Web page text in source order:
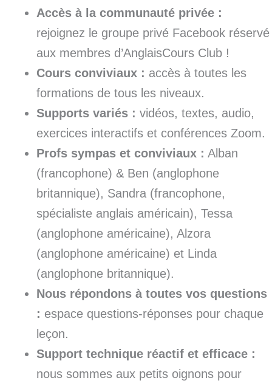
Accès à la communauté privée :
rejoignez le groupe privé Facebook réservé
aux membres d’AnglaisCours Club !
Cours conviviaux : accès à toutes les
formations de tous les niveaux.
Supports variés : vidéos, textes, audio,
exercices interactifs et conférences Zoom.
Profs sympas et conviviaux : Alban
(francophone) & Ben (anglophone
britannique), Sandra (francophone,
spécialiste anglais américain), Tessa
(anglophone américaine), Alzora
(anglophone américaine) et Linda
(anglophone britannique).
Nous répondons à toutes vos questions
: espace questions-réponses pour chaque
leçon.
Support technique réactif et efficace :
nous sommes aux petits oignons pour